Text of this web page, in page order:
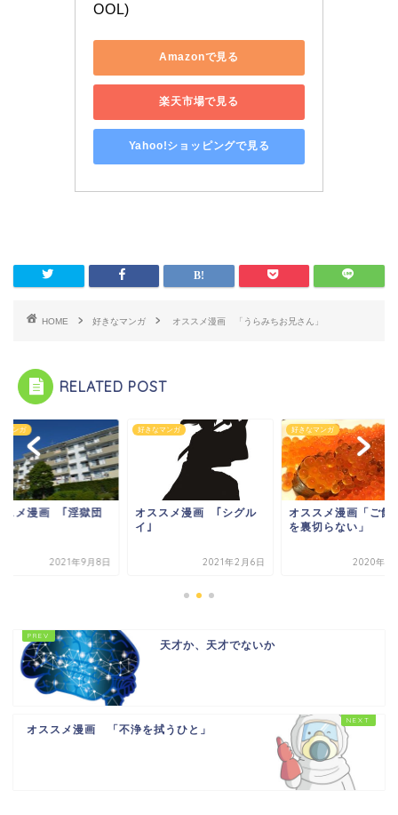
OOL)
Amazonで見る
楽天市場で見る
Yahoo!ショッピングで見る
HOME 好きなマンガ オススメ漫画 「うらみちお兄さん」
RELATED POST
マンガ
スメ漫画 ｢淫獄団
2021年9月8日
好きなマンガ
オススメ漫画 ｢シグル
イ｣
2021年2月6日
好きなマンガ
オススメ漫画「ご飯
を裏切らない」
2020年11
天才か、天才でないか
オススメ漫画 「不浄を拭うひと」